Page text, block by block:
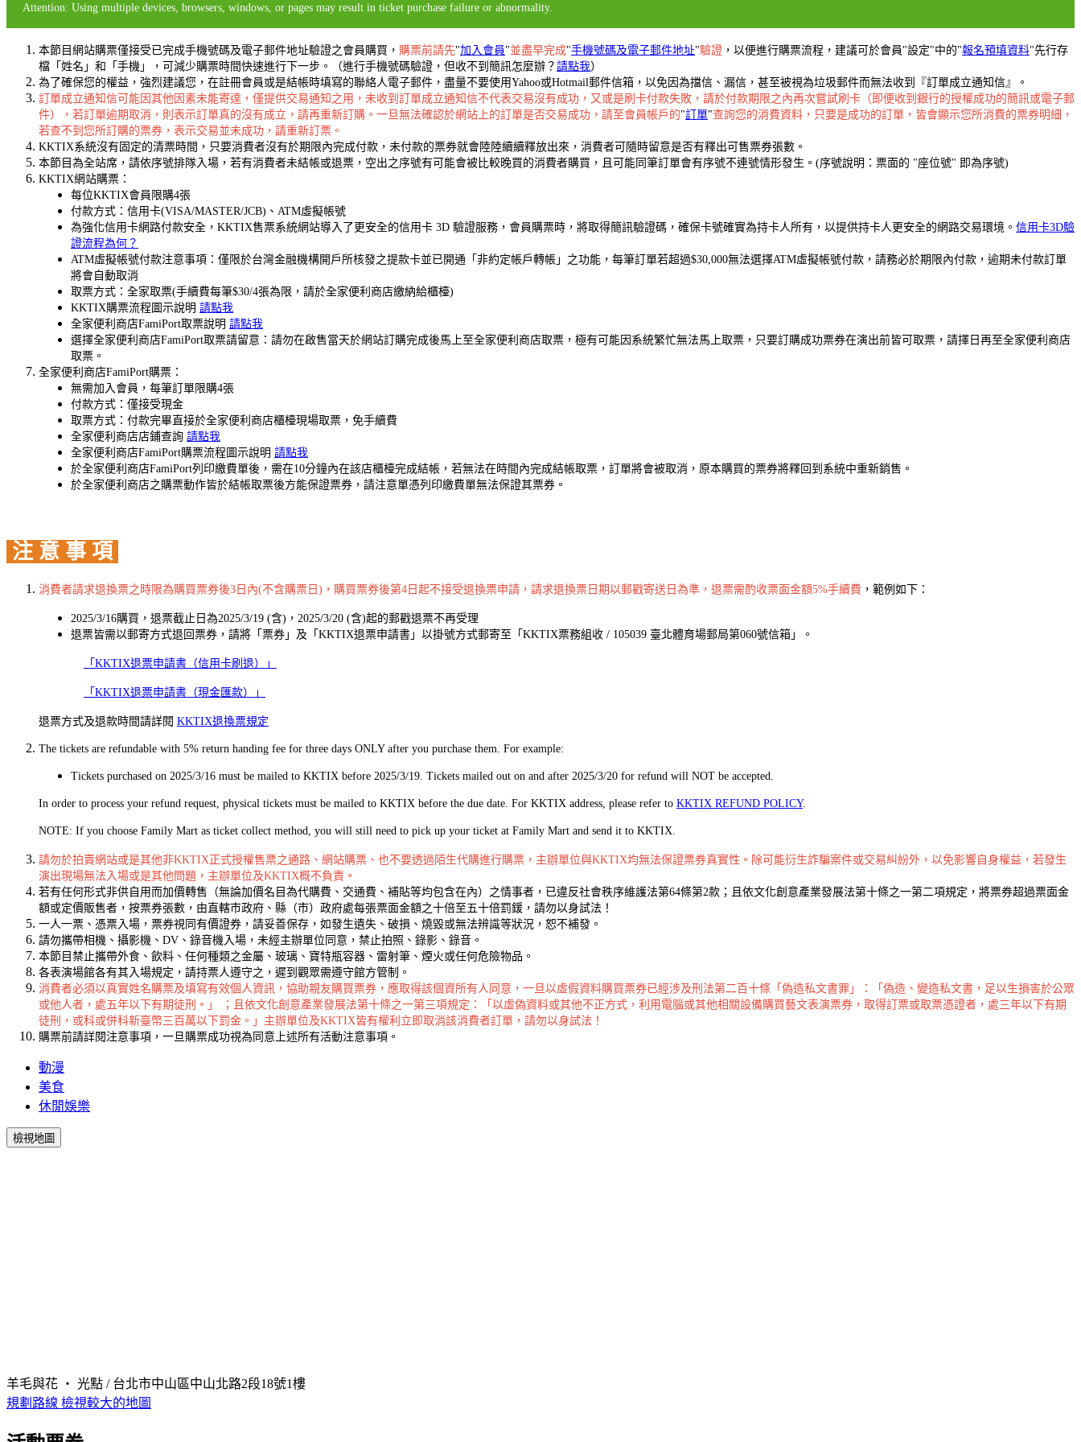
Attention: Using multiple devices, browsers, windows, or pages may result in ticket purchase failure or abnormality.
本節目網站購票僅接受已完成手機號碼及電子郵件地址驗證之會員購買， 購票前請先"加入會員 "並盡早完成"手機號碼及電子郵件地址"驗證 ，以便進行購票流程，建議可於會員"設定"中的"報名預填資料"先行存
檔「姓名」和「手機」，可減少購票時間快速進行下一步。（進行手機號碼驗證，但收不到簡訊怎麼辦？ 請點我）
為了確保您的權益，強烈建議您，在註冊會員或是結帳時填寫的聯絡人電子郵件，盡量不要使用Yahoo或Hotmail郵件信箱，以免因為擋信、漏信，甚至被視為垃圾郵件而無法收到『訂單成立通知信』。
訂單成立通知信可能因其他因素未能寄達，僅提供交易通知之用，未收到訂單成立通知信不代表交易沒有成功，又或是刷卡付款失敗，請於付款期限之內再次嘗試刷卡（即便收到銀行的授權成功的簡訊或電子郵
件），若訂單逾期取消，則表示訂單真的沒有成立，請再重新訂購。一旦無法確認於網站上的訂單是否交易成功，請至會員帳戶的"訂單"查詢您的消費資料，只要是成功的訂單，皆會顯示您所消費的票券明細，
若查不到您所訂購的票券，表示交易並未成功，請重新訂票。
KKTIX系統沒有固定的清票時間，只要消費者沒有於期限內完成付款，未付款的票券就會陸陸續續釋放出來，消費者可隨時留意是否有釋出可售票券張數。
本節目為全站席，請依序號排隊入場，若有消費者未結帳或退票，空出之序號有可能會被比較晚買的消費者購買，且可能同筆訂單會有序號不連號情形發生。(序號說明：票面的 "座位號" 即為序號)
KKTIX網站購票：
每位KKTIX會員限購4張
付款方式：信用卡(VISA/MASTER/JCB)、ATM虛擬帳號
為強化信用卡網路付款安全，KKTIX售票系統網站導入了更安全的信用卡 3D 驗證服務，會員購票時，將取得簡訊驗證碼，確保卡號確實為持卡人所有，以提供持卡人更安全的網路交易環境。 信用卡3D驗
證流程為何？
ATM虛擬帳號付款注意事項：僅限於台灣金融機構開戶所核發之提款卡並已開通「非約定帳戶轉帳」之功能，每筆訂單若超過$30,000無法選擇ATM虛擬帳號付款，請務必於期限內付款，逾期未付款訂單
將會自動取消
取票方式：全家取票(手續費每筆$30/4張為限，請於全家便利商店繳納給櫃檯)
KKTIX購票流程圖示說明 請點我
全家便利商店FamiPort取票說明 請點我
選擇全家便利商店FamiPort取票請留意：請勿在啟售當天於網站訂購完成後馬上至全家便利商店取票，極有可能因系統繁忙無法馬上取票，只要訂購成功票券在演出前皆可取票，請擇日再至全家便利商店
取票。
全家便利商店FamiPort購票：
無需加入會員，每筆訂單限購4張
付款方式：僅接受現金
取票方式：付款完畢直接於全家便利商店櫃檯現場取票，免手續費
全家便利商店店鋪查詢 請點我
全家便利商店FamiPort購票流程圖示說明 請點我
於全家便利商店FamiPort列印繳費單後，需在10分鐘內在該店櫃檯完成結帳，若無法在時間內完成結帳取票，訂單將會被取消，原本購買的票券將釋回到系統中重新銷售。
於全家便利商店之購票動作皆於結帳取票後方能保證票券，請注意單憑列印繳費單無法保證其票券。
注 意 事 項
消費者請求退換票之時限為購買票券後3日內(不含購票日)，購買票券後第4日起不接受退換票申請，請求退換票日期以郵戳寄送日為準，退票需酌收票面金額5%手續費 ，範例如下：
2025/3/16購買，退票截止日為2025/3/19 (含)，2025/3/20 (含)起的郵戳退票不再受理
退票皆需以郵寄方式退回票券，請將「票券」及「KKTIX退票申請書」以掛號方式郵寄至「KKTIX票務組收 / 105039 臺北體育場郵局第060號信箱」。
「KKTIX退票申請書（信用卡刷退）」
「KKTIX退票申請書（現金匯款）」
退票方式及退款時間請詳閱 KKTIX退換票規定
The tickets are refundable with 5% return handing fee for three days ONLY after you purchase them. For example:
Tickets purchased on 2025/3/16 must be mailed to KKTIX before 2025/3/19. Tickets mailed out on and after 2025/3/20 for refund will NOT be accepted.
In order to process your refund request, physical tickets must be mailed to KKTIX before the due date. For KKTIX address, please refer to KKTIX REFUND POLICY.
NOTE: If you choose Family Mart as ticket collect method, you will still need to pick up your ticket at Family Mart and send it to KKTIX.
請勿於拍賣網站或是其他非KKTIX正式授權售票之通路、網站購票、也不要透過陌生代購進行購票，主辦單位與KKTIX均無法保證票券真實性。除可能衍生詐騙案件或交易糾紛外，以免影響自身權益，若發生
演出現場無法入場或是其他問題，主辦單位及KKTIX概不負責。
若有任何形式非供自用而加價轉售（無論加價名目為代購費、交通費、補貼等均包含在內）之情事者，已違反社會秩序維護法第64條第2款；且依文化創意產業發展法第十條之一第二項規定，將票券超過票面金
額或定價販售者，按票券張數，由直轄市政府、縣（市）政府處每張票面金額之十倍至五十倍罰鍰，請勿以身試法！
一人一票、憑票入場，票券視同有價證券，請妥善保存，如發生遺失、破損、燒毀或無法辨識等狀況，恕不補發。
請勿攜帶相機、攝影機、DV、錄音機入場，未經主辦單位同意，禁止拍照、錄影、錄音。
本節目禁止攜帶外食、飲料、任何種類之金屬、玻璃、寶特瓶容器、雷射筆、煙火或任何危險物品。
各表演場館各有其入場規定，請持票人遵守之，遲到觀眾需遵守館方管制。
消費者必須以真實姓名購票及填寫有效個人資訊，協助親友購買票券，應取得該個資所有人同意，一旦以虛假資料購買票券已經涉及刑法第二百十條「偽造私文書罪」：「偽造、變造私文書，足以生損害於公眾
或他人者，處五年以下有期徒刑。」 ；且依文化創意產業發展法第十條之一第三項規定：「以虛偽資料或其他不正方式，利用電腦或其他相關設備購買藝文表演票券，取得訂票或取票憑證者，處三年以下有期
徒刑，或科或併科新臺幣三百萬以下罰金。」主辦單位及KKTIX皆有權利立即取消該消費者訂單，請勿以身試法！
購票前請詳閱注意事項，一旦購票成功視為同意上述所有活動注意事項。
動漫
美食
休閒娛樂
檢視地圖
羊毛與花 ‧ 光點 / 台北市中山區中山北路2段18號1樓
規劃路線 檢視較大的地圖